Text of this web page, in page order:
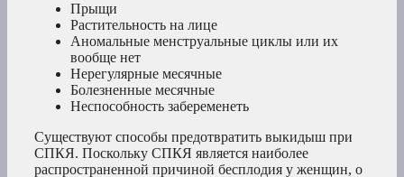
Прыщи
Растительность на лице
Аномальные менструальные циклы или их
вообще нет
Нерегулярные месячные
Болезненные месячные
Неспособность забеременеть
Существуют способы предотвратить выкидыш при
СПКЯ. Поскольку СПКЯ является наиболее
распространенной причиной бесплодия у женщин, о